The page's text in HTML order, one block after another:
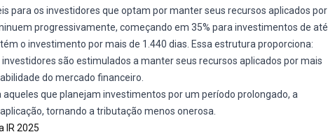
para os investidores que optam por manter seus recursos aplicados por
progressivamente, começando em 35% para investimentos de até
o investimento por mais de 1.440 dias. Essa estrutura proporciona:
investidores são estimulados a manter seus recursos aplicados por mais
do mercado financeiro.
aqueles que planejam investimentos por um período prolongado, a
tornando a tributação menos onerosa.
IR 2025